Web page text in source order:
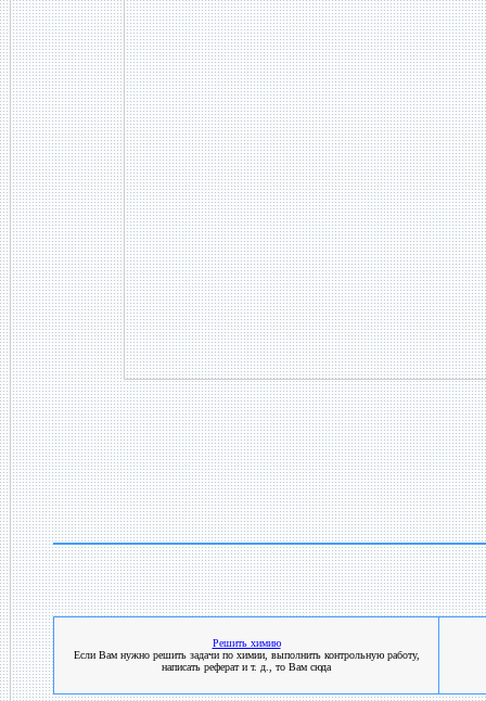
Решить химию
Если Вам нужно решить задачи по химии, выполнить контрольную работу,
написать реферат и т. д., то Вам сюда